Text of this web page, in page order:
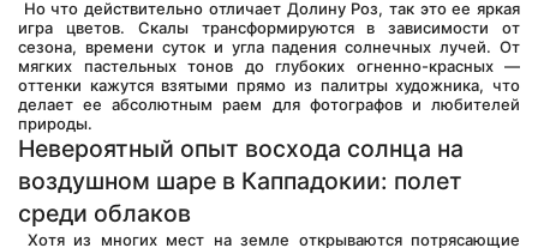
игра цветов. Скалы трансформируются в зависимости от
сезона, времени суток и угла падения солнечных лучей. От
мягких пастельных тонов до глубоких огненно-красных —
оттенки кажутся взятыми прямо из палитры художника, что
делает ее абсолютным раем для фотографов и любителей
природы.
Невероятный опыт восхода солнца на
воздушном шаре в Каппадокии: полет
среди облаков